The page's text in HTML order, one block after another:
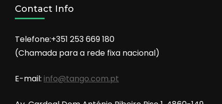
Contact Info
Telefone:+351 253 669 180
(Chamada para a rede fixa nacional)
E-mail: info@tango.com.pt